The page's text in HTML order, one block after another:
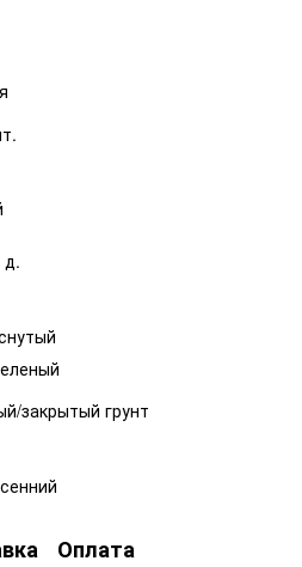
д.
закрытый грунт
Оплата